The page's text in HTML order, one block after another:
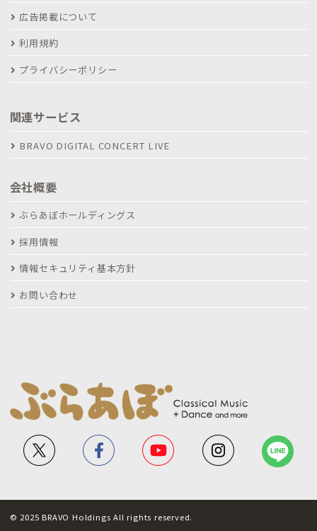
広告掲載について
利用規約
プライバシーポリシー
関連サービス
BRAVO DIGITAL CONCERT LIVE
会社概要
ぶらあぼホールディングス
採用情報
情報セキュリティ基本方針
お問い合わせ
© 2025 BRAVO Holdings All rights reserved.